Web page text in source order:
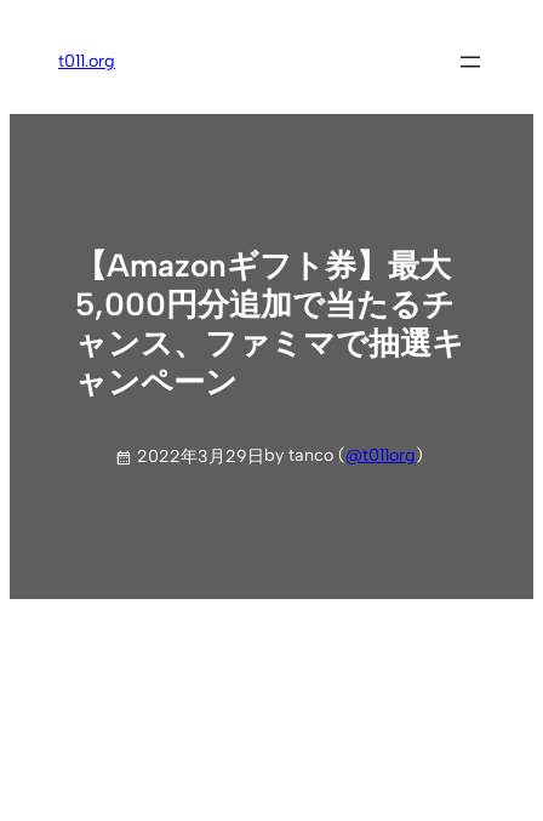
ス
t011.org
【Amazonギフト券】最大
5,000円分追加で当たるチ
ャンス、ファミマで抽選キ
ャンペーン
2022年3月29日by tanco (@t011org)